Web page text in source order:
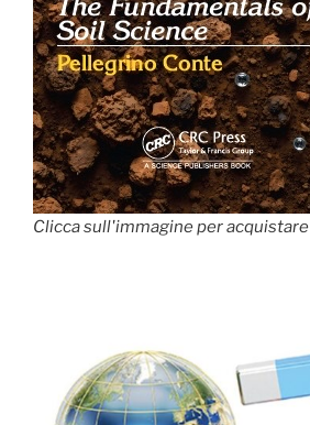
Clicca sull'immagine per acquistare